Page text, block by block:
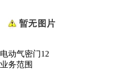
电动气密门12
业务范围